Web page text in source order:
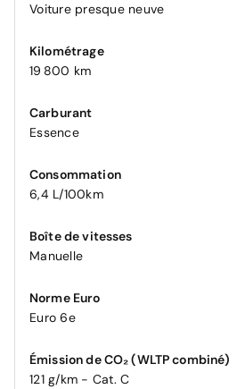
Voiture presque neuve
Kilométrage
19 800 km
Carburant
Essence
Consommation
6,4 L/100km
Boîte de vitesses
Manuelle
Norme Euro
Euro 6e
Émission de CO₂ (WLTP combiné)
121 g/km - Cat. C